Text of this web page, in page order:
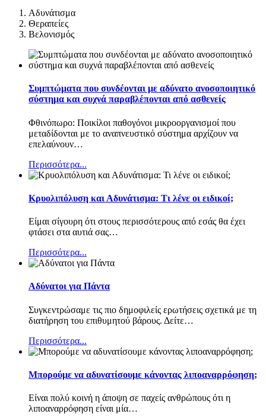
Αδυνάτισμα
Θεραπείες
Βελονισμός
Συμπτώματα που συνδέονται με αδύνατο ανοσοποιητικό
σύστημα και συχνά παραβλέπονται από ασθενείς
Φθινόπωρο: Ποικίλοι παθογόνοι μικροοργανισμοί που
μεταδίδονται με το αναπνευστικό σύστημα αρχίζουν να
επελαύνουν…
Περισσότερα...
Κρυολιπόλυση και Αδυνάτισμα: Τι λένε οι ειδικοί;
Είμαι σίγουρη ότι στους περισσότερους από εσάς θα έχει
φτάσει στα αυτιά σας…
Περισσότερα...
Αδύνατοι για Πάντα
Συγκεντρώσαμε τις πιο δημοφιλείς ερωτήσεις σχετικά με τη
διατήρηση του επιθυμητού βάρους. Δείτε…
Περισσότερα...
Μπορούμε να αδυνατίσουμε κάνοντας λιποαναρρόφηση;
Είναι πολύ κοινή η άποψη σε παχείς ανθρώπους ότι η
λιποαναρρόφηση είναι μία…